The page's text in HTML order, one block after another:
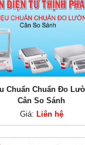
Chuẩn Chuẩn Đo
Cân So Sánh
Giá: Liên hệ